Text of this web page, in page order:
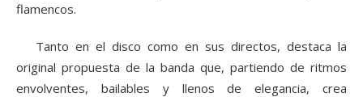
flamencos.
Tanto en el disco como en sus directos, destaca la
original propuesta de la banda que, partiendo de ritmos
envolventes, bailables y llenos de elegancia, crea